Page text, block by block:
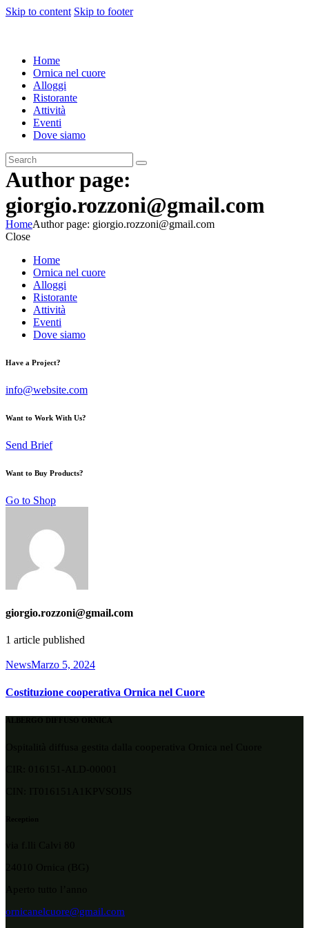
Skip to content Skip to footer
Home
Ornica nel cuore
Alloggi
Ristorante
Attività
Eventi
Dove siamo
Author page:
giorgio.rozzoni@gmail.com
HomeAuthor page: giorgio.rozzoni@gmail.com
Close
Home
Ornica nel cuore
Alloggi
Ristorante
Attività
Eventi
Dove siamo
Have a Project?
info@website.com
Want to Work With Us?
Send Brief
Want to Buy Products?
Go to Shop
giorgio.rozzoni@gmail.com
1 article published
NewsMarzo 5, 2024
Costituzione cooperativa Ornica nel Cuore
ornicanelcuore@gmail.com